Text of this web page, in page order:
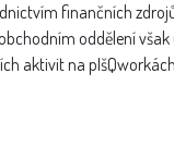
finančních
oddělení
aktivit na